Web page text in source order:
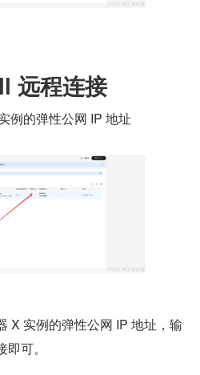
远程连接
例的弹性公网 IP 地址
X 实例的弹性公网 IP 地址，输
可。